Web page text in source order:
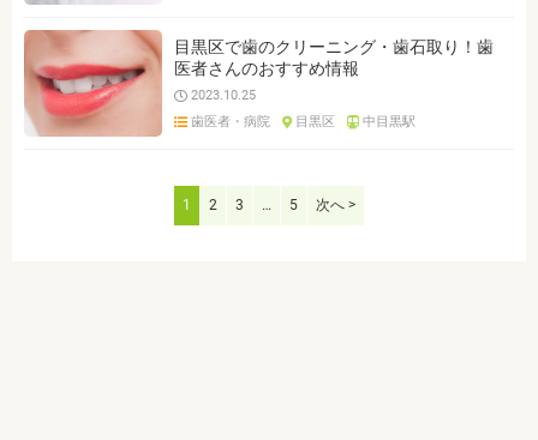
目黒区で歯のクリーニング・歯石取り！歯
医者さんのおすすめ情報
2023.10.25
歯医者・病院
目黒区 中目黒駅
1 2 3 … 5 次へ >